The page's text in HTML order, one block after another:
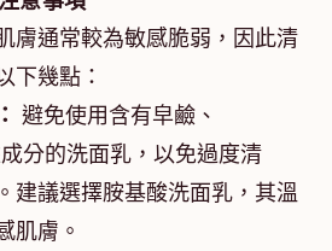
膚通常較為敏感脆弱，因此清
下幾點：
避免使用含有皁鹼、
分的洗面乳，以免過度清
建議選擇胺基酸洗面乳，其溫
肌膚。